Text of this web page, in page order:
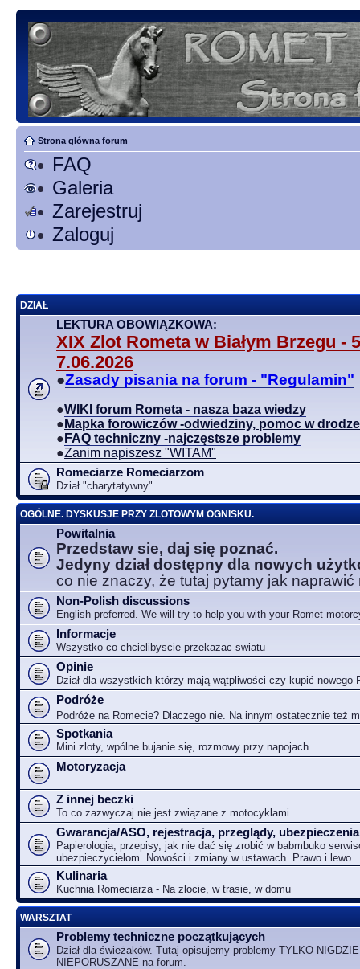
Strona główna forum
FAQ
Galeria
Zarejestruj
Zaloguj
DZIAŁ
LEKTURA OBOWIĄZKOWA:
XIX Zlot Rometa w Białym Brzegu -
7.06.2026
●Zasady pisania na forum - "Regulamin"
●WIKI forum Rometa - nasza baza wiedzy
● Mapka forowiczów -odwiedziny, pomoc w drodze
● FAQ techniczny -najczęstsze problemy
●Zanim napiszesz "WITAM"
Romeciarze Romeciarzom
Dział "charytatywny"
OGÓLNE. DYSKUSJE PRZY ZLOTOWYM OGNISKU.
Powitalnia
Przedstaw sie, daj się poznać.
Jedyny dział dostępny dla nowych
co nie znaczy, że tutaj pytamy jak naprawić
Non-Polish discussions
English preferred. We will try to help you with your Romet
Informacje
Wszystko co chcielibyscie przekazac swiatu
Opinie
Dział dla wszystkich którzy mają wątpliwości czy kupić nowego
Podróże
Podróże na Romecie? Dlaczego nie. Na innym ostatecznie też
Spotkania
Mini zloty, wpólne bujanie się, rozmowy przy napojach
Motoryzacja
Z innej beczki
To co zazwyczaj nie jest związane z motocyklami
Gwarancja/ASO, rejestracja, przeglądy,
Papierologia, przepisy, jak nie dać się zrobić w babmbuko
ubezpieczycielom. Nowości i zmiany w ustawach. Prawo i lewo.
Kulinaria
Kuchnia Romeciarza - Na zlocie, w trasie, w domu
WARSZTAT
Problemy techniczne początkujących
Dział dla świeżaków. Tutaj opisujemy problemy TYLKO NIGDZIE
NIEPORUSZANE na forum.